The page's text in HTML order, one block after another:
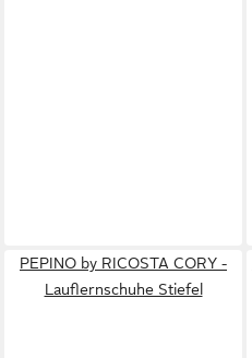
PEPINO by RICOSTA CORY -
Lauflernschuhe Stiefel